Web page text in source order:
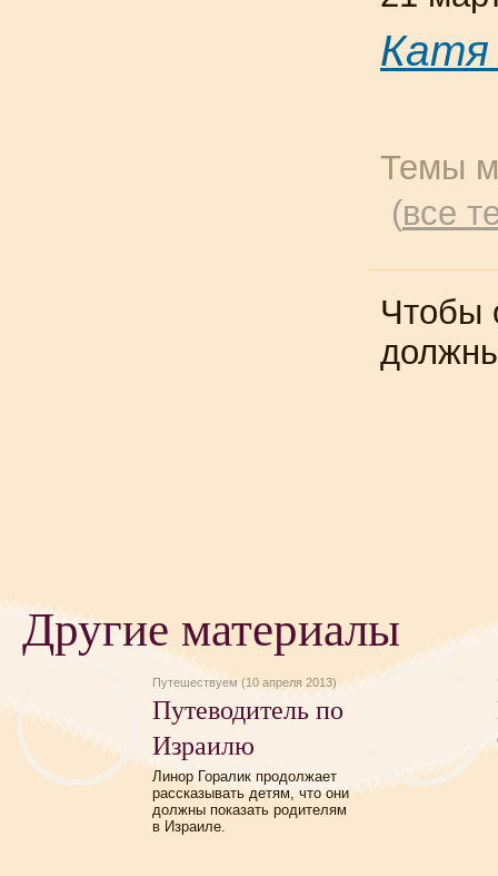
Катя
Темы
(все
Чтобы
Другие материалы
Путешествуем (10 апреля 2013)
Путеводитель по
Израилю
Линор Горалик продолжает
рассказывать детям, что они
должны показать родителям
в Израиле.